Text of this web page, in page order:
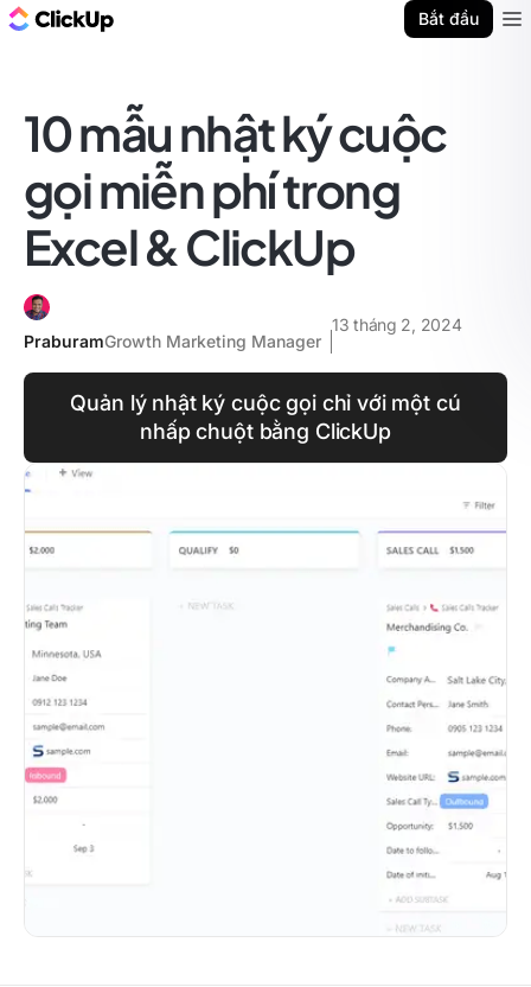
Bắt đầu
10 mẫu nhật ký cuộc
gọi miễn phí trong
Excel & ClickUp
PraburamGrowth Marketing Manager
13 tháng 2, 2024
Quản lý nhật ký cuộc gọi chỉ với một cú
nhấp chuột bằng ClickUp